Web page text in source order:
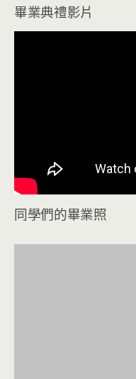
畢業典禮影片
同學們的畢業照